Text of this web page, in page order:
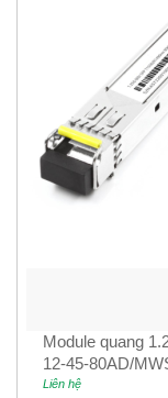
Module quang
12-45-80AD/
Liên hệ